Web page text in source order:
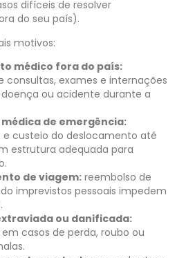
difíceis de resolver
do seu país).
motivos:
médico fora do país:
consultas, exames e internações
ou acidente durante a
de emergência:
e custeio do deslocamento até
estrutura adequada para
de viagem: reembolso de
imprevistos pessoais impedem
ou danificada:
casos de perda, roubo ou